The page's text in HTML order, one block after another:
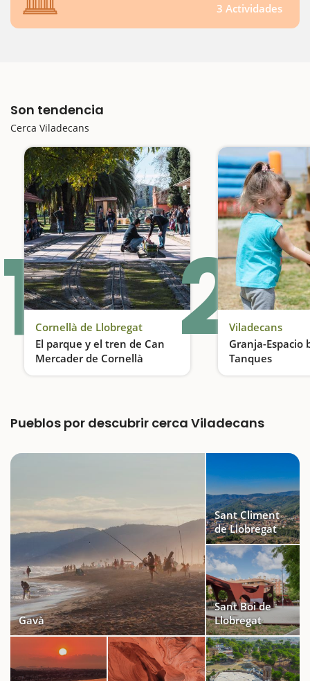
3 Actividades
Son tendencia
Cerca Viladecans
1 Cornellà de Llobregat
El parque y el tren de Can
Mercader de Cornellà
En ferrocarril por el parque
2Viladecans
Granja-Espacio
Tanques
Pueblos por descubrir cerca Viladecans
Gavà
Sant Climent
de Llobregat
Sant Boi de
Llobregat